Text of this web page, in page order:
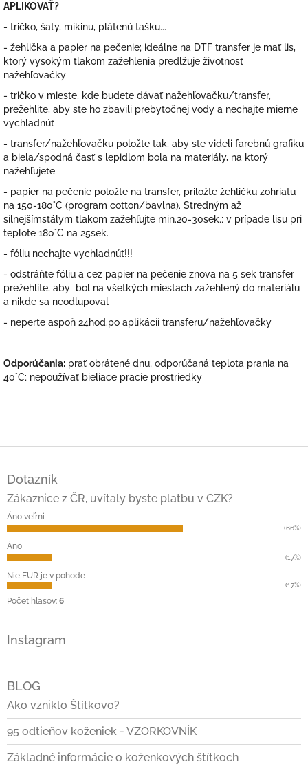
APLIKOVAŤ?
- tričko, šaty, mikinu, plátenú tašku...
- žehlička a papier na pečenie; ideálne na DTF transfer je mať lis,
ktorý vysokým tlakom zažehlenia predlžuje životnosť
nažehľovačky
- tričko v mieste, kde budete dávať nažehľovačku/transfer,
prežehlite, aby ste ho zbavili prebytočnej vody a nechajte mierne
vychladnúť
- transfer/nažehľovačku položte tak, aby ste videli farebnú grafiku
a biela/spodná časť s lepidlom bola na materiály, na ktorý
nažehľujete
- papier na pečenie položte na transfer, priložte žehličku zohriatu
na 150-180°C (program cotton/bavlna). Stredným až
silnejšímstálym tlakom zažehľujte min.20-30sek.; v prípade lisu pri
teplote 180°C na 25sek.
- fóliu nechajte vychladnúť!!!
- odstráňte fóliu a cez papier na pečenie znova na 5 sek transfer
prežehlite, aby bol na všetkých miestach zažehlený do materiálu
a nikde sa neodlupoval
- neperte aspoň 24hod.po aplikácii transferu/nažehľovačky
Odporúčania: prať obrátené dnu; odporúčaná teplota prania na
40°C; nepoužívať bieliace pracie prostriedky
e
Dotazník
Zákaznice z ČR, uvítaly byste platbu v CZK?
Áno veľmi
(66%)
Áno
(17%)
Nie EUR je v pohode
(17%)
Počet hlasov: 6
Instagram
BLOG
Ako vzniklo Štítkovo?
95 odtieňov koženiek - VZORKOVNÍK
Základné informácie o koženkových štítkoch